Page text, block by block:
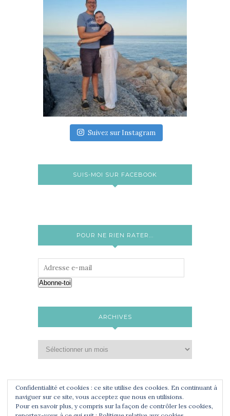
Suivez sur Instagram
SUIS-MOI SUR FACEBOOK
POUR NE RIEN RATER...
Abonne-toi
ARCHIVES
Confidentialité et cookies : ce site utilise des cookies. En continuant à
naviguer sur ce site, vous acceptez que nous en utilisions.
Pour en savoir plus, y compris sur la façon de contrôler les cookies,